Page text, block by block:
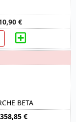
€
BETA
358,85 €